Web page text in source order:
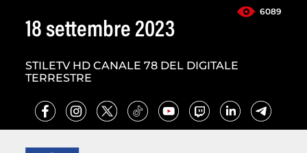
6089
18 settembre 2023
STILETV HD CANALE 78 DEL DIGITALE
TERRESTRE